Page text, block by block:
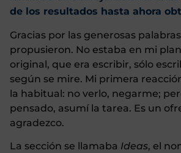
de los resultados hasta ahora
Gracias por las generosas
propusieron. No estaba en mi
original, que era escribir, sólo
según se mire. Mi primera
la habitual: no verlo, negarme;
pensado, asumí la tarea. Es un
agradezco.
La sección se llamaba Ideas, el